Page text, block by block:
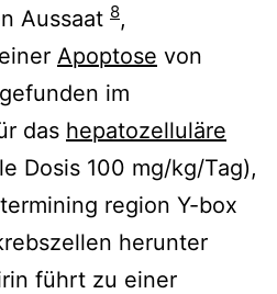
Aussaat 8,
Apoptose von
im
das hepatozelluläre
Dosis 100 mg/kg/Tag),
region Y-box
herunter
führt zu einer